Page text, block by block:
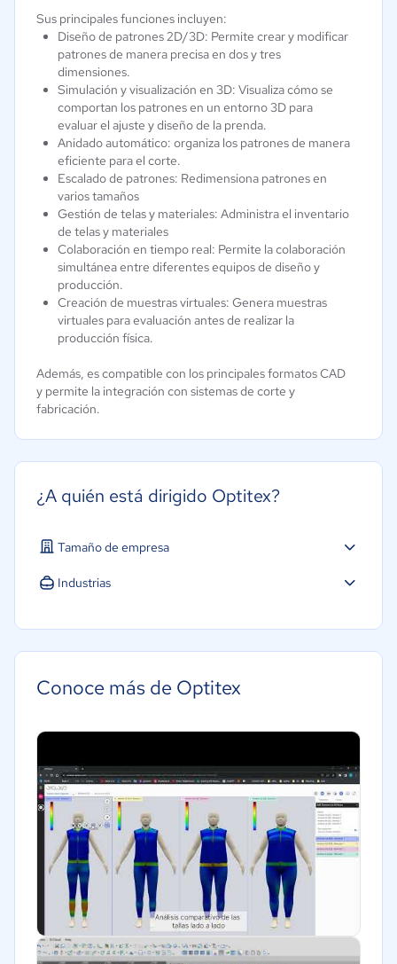
Sus principales funciones incluyen:
Diseño de patrones 2D/3D: Permite crear y modificar
patrones de manera precisa en dos y tres
dimensiones.
Simulación y visualización en 3D: Visualiza cómo se
comportan los patrones en un entorno 3D para
evaluar el ajuste y diseño de la prenda.
Anidado automático: organiza los patrones de manera
eficiente para el corte.
Escalado de patrones: Redimensiona patrones en
varios tamaños
Gestión de telas y materiales: Administra el inventario
de telas y materiales
Colaboración en tiempo real: Permite la colaboración
simultánea entre diferentes equipos de diseño y
producción.
Creación de muestras virtuales: Genera muestras
virtuales para evaluación antes de realizar la
producción física.
Además, es compatible con los principales formatos CAD
y permite la integración con sistemas de corte y
fabricación.
¿A quién está dirigido Optitex?
Tamaño de empresa
Mediana: 50 a 249 trabajadores
Industrias
Conoce más de Optitex